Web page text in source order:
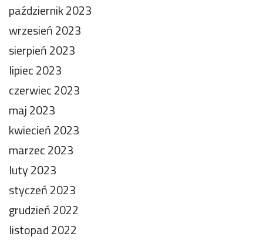
październik 2023
wrzesień 2023
sierpień 2023
lipiec 2023
czerwiec 2023
maj 2023
kwiecień 2023
marzec 2023
luty 2023
styczeń 2023
grudzień 2022
listopad 2022